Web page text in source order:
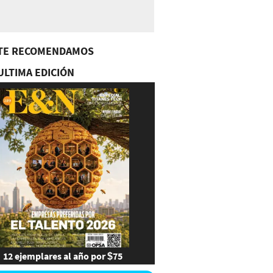
RECOMENDAMOS
EDICIÓN
12 ejemplares al año por $75